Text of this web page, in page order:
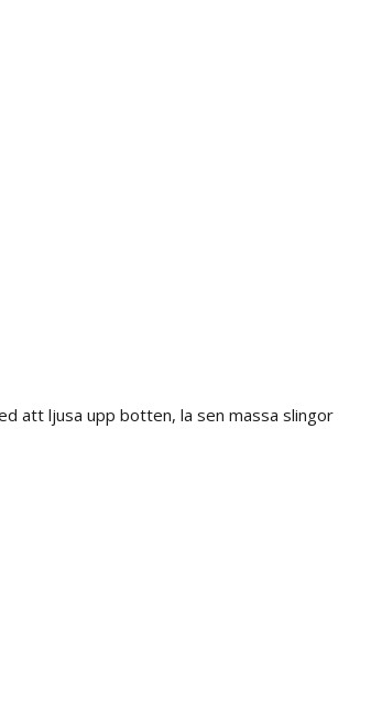
att ljusa upp botten, la sen massa slingor